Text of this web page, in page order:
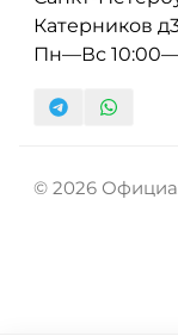
Катерников
Пн—Вс
© 2026